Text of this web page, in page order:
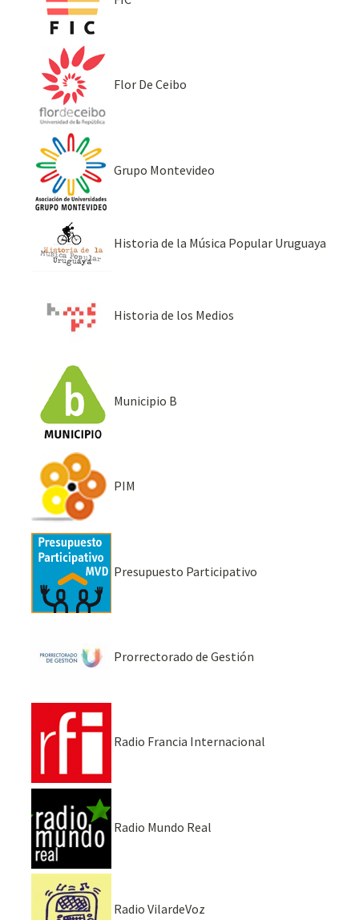
Flor De Ceibo
Grupo Montevideo
Historia de la Música Popular Uruguaya
Historia de los Medios
Municipio B
PIM
Presupuesto Participativo
Prorrectorado de Gestión
Radio Francia Internacional
Radio Mundo Real
Radio VilardeVoz